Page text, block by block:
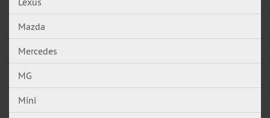
Mazda
Mercedes
MG
Mini